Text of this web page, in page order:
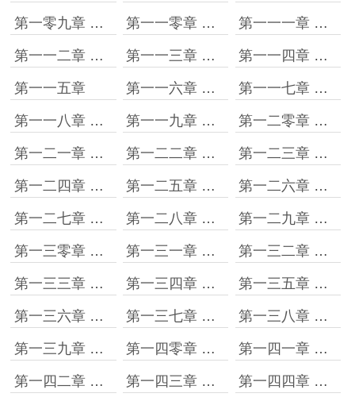
第一零九章 杨雪 第一一零章 墙倒了，心塌了 第一一一章 最痛是相思
第一一二章 去乌伤 第一一三章 邱英杰 第一一四章 一晃十多年
第一一五章 第一一六章 回归 第一一七章 日常
第一一八章 新世界 第一一九章 杀人放火 第一二零章 一条街
第一二一章 一周 第一二二章 四海 第一二三章 掌控斧山
第一二四章 抢生意的要弄死 第一二五章 应对 第一二六章 电视上看到的随便挑
第一二七章 再次进击 第一二八章 计划调整 第一二九章 变故
第一三零章 又死一个 第一三一章 受伤 第一三二章 装孙子
第一三三章 挑拨 第一三四章 掌控金门 第一三五章 回归
第一三六章 日常 第一三七章 初见石小猛 第一三八章 老地方
第一三九章 更需要八万块 第一四零章 给谁包不是包 第一四一章 石小猛请吃饭
第一四二章 胡老板你得厚道 第一四三章 杨紫曦来电 第一四四章 王言：我的面子就值三万？